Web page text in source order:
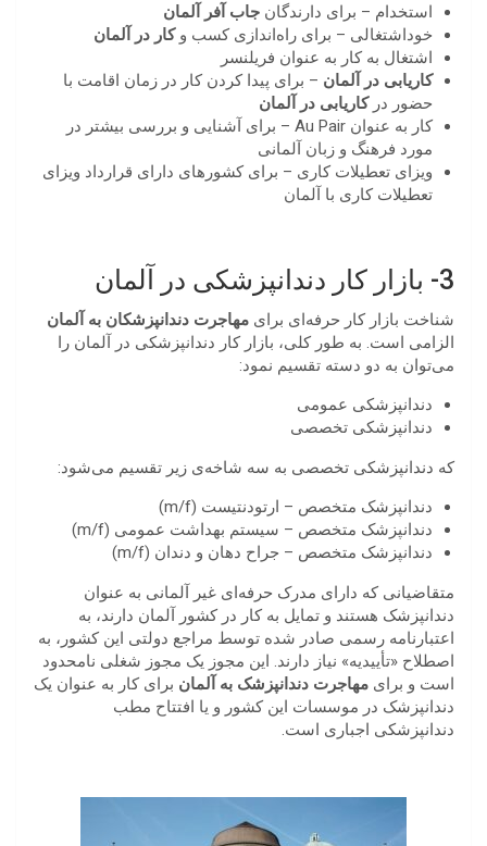
استخدام – برای دارندگان جاب آفر آلمان
خوداشتغالی – برای راه‌اندازی کسب وکار در آلمان
اشتغال به کار به عنوان فریلنسر
کاریابی در آلمان – برای پیدا کردن کار در زمان اقامت با
حضور درکاریابی در آلمان
کار به عنوان Au Pair – برای آشنایی و بررسی بیشتر در
مورد فرهنگ و زبان آلمانی
ویزای تعطیلات کاری – برای کشورهای دارای قرارداد ویزای
تعطیلات کاری با آلمان
3- بازار کار دندانپزشکی در آلمان
شناخت بازار کار حرفه‌ای برای مهاجرت دندانپزشکان به آلمان
الزامی است. به طور کلی، بازار کار دندانپزشکی در آلمان را
می‌توان به دو دسته تقسیم نمود:
دندانپزشکی عمومی
دندانپزشکی تخصصی
که دندانپزشکی تخصصی به سه شاخه‌ی زیر تقسیم می‌شود:
دندانپزشک متخصص – ارتودنتیست (m/f)
دندانپزشک متخصص – سیستم بهداشت عمومی (m/f)
دندانپزشک متخصص – جراح دهان و دندان (m/f)
متقاضیانی که دارای مدرک حرفه‌ای غیر آلمانی به عنوان
دندانپزشک هستند و تمایل به کار در کشور آلمان دارند، به
اعتبارنامه رسمی صادر شده توسط مراجع دولتی این کشور، به
اصطلاح «تأییدیه» نیاز دارند. این مجوز یک مجوز شغلی نامحدود
است و برای مهاجرت دندانپزشک به آلمان برای کار به عنوان یک
دندانپزشک در موسسات این کشور و یا افتتاح مطب
دندانپزشکی اجباری است.